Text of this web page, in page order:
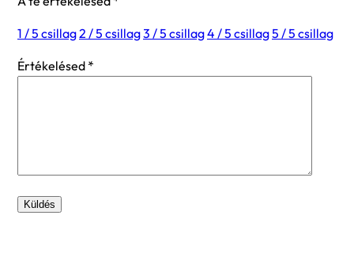
1 / 5 csillag2 / 5 csillag3 / 5 csillag4 / 5 csillag5 / 5 csillag
Értékelésed *